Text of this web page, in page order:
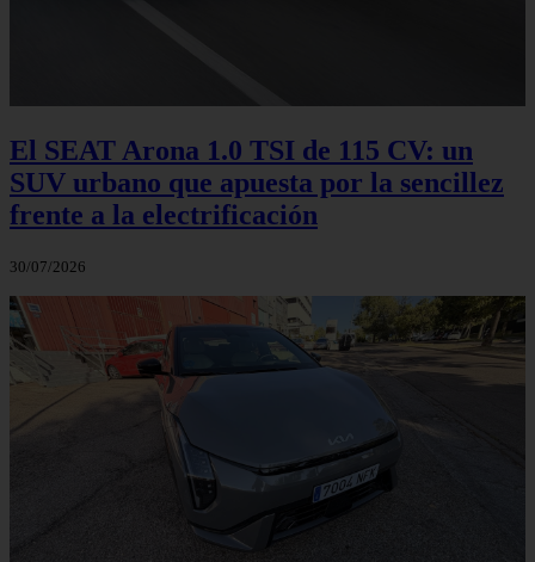
El SEAT Arona 1.0 TSI de 115 CV: un
SUV urbano que apuesta por la sencillez
frente a la electrificación
30/07/2026